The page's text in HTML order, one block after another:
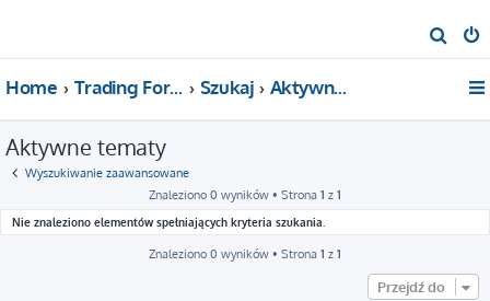
z
Home Trading For a Living Szukaj Aktywne tematy
Aktywne tematy
Wyszukiwanie zaawansowane
Znaleziono 0 wyników • Strona 1 z 1
Nie znaleziono elementów spełniających kryteria szukania.
Znaleziono 0 wyników • Strona 1 z 1
Przejdź do